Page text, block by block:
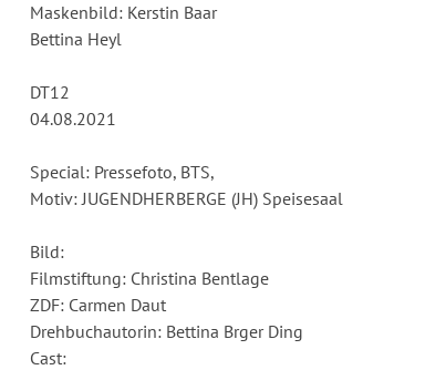
Maskenbild: Kerstin Baar
Bettina Heyl
DT12
04.08.2021
Special: Pressefoto, BTS,
Motiv: JUGENDHERBERGE (JH) Speisesaal
Bild:
Filmstiftung: Christina Bentlage
ZDF: Carmen Daut
Drehbuchautorin: Bettina Brger Ding
Cast: